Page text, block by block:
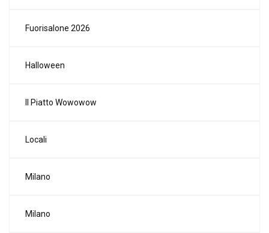
Fuorisalone 2026
Halloween
Il Piatto Wowowow
Locali
Milano
Milano